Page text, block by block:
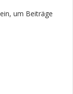
um Beiträge